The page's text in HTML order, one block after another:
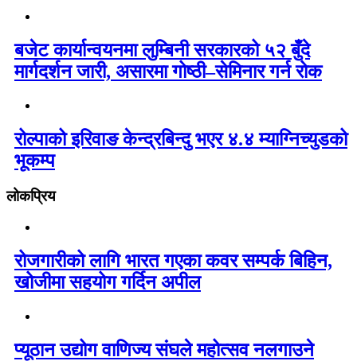
बजेट कार्यान्वयनमा लुम्बिनी सरकारको ५२ बुँदे
मार्गदर्शन जारी, असारमा गोष्ठी–सेमिनार गर्न रोक
रोल्पाको इरिवाङ केन्द्रबिन्दु भएर ४.४ म्याग्निच्युडको
भूकम्प
लोकप्रिय
रोजगारीको लागि भारत गएका कवर सम्पर्क बिहिन,
खोजीमा सहयोग गर्दिन अपील
प्यूठान उद्योग वाणिज्य संघले महोत्सव नलगाउने